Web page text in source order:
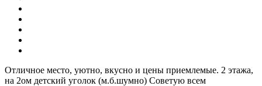
Отличное место, уютно, вкусно и цены приемлемые. 2 этажа,
на 2ом детский уголок (м.б.шумно) Советую всем